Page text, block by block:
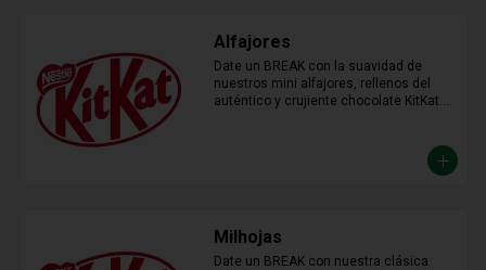
Alfajores
Date un BREAK con la suavidad de
nuestros mini alfajores, rellenos del
auténtico y crujiente chocolate KitKat.
Milhojas
Date un BREAK con nuestra clásica